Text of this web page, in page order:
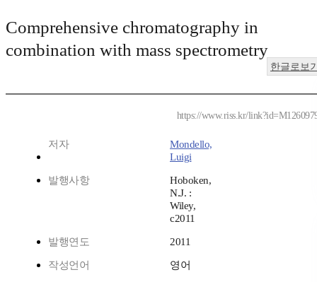
Comprehensive chromatography in
combination with mass spectrometry
한글로보
https://www.riss.kr/
저자
Mondello,
Luigi
발행사항
Hoboken,
N.J. :
Wiley,
c2011
발행연도 2011
작성언어 영어